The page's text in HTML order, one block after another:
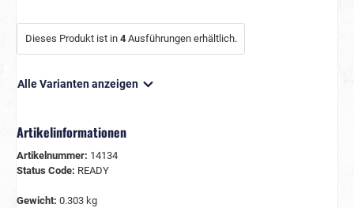
Dieses Produkt ist in 4Ausführungen erhältlich.
Alle Varianten anzeigen
Artikelinformationen
Artikelnummer: 14134
Status Code: READY
Gewicht: 0.303 kg